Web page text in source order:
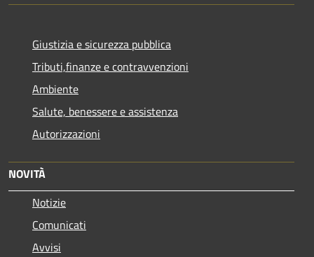
Giustizia e sicurezza pubblica
Tributi,finanze e contravvenzioni
Ambiente
Salute, benessere e assistenza
Autorizzazioni
NOVITÀ
Notizie
Comunicati
Avvisi